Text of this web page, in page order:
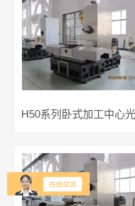
H50系列卧式加工中心